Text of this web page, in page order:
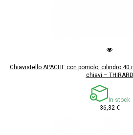
Chiavistello APACHE con pomolo, cilindro
chiavi – THIRARD
In stock
36,32 €